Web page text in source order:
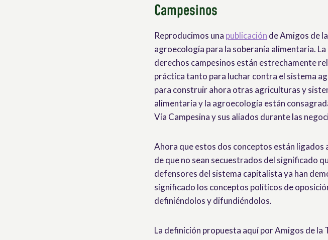
Campesinos
Reproducimos una publicación de Amigos de
agroecología para la soberanía alimentaria.
derechos campesinos están estrechamente
práctica tanto para luchar contra el sistema
para construir ahora otras agriculturas y
alimentaria y la agroecología están
Vía Campesina y sus aliados durante las
Ahora que estos dos conceptos están ligados
de que no sean secuestrados del significado
defensores del sistema capitalista ya han
significado los conceptos políticos de
definiéndolos y difundiéndolos.
La definición propuesta aquí por Amigos de